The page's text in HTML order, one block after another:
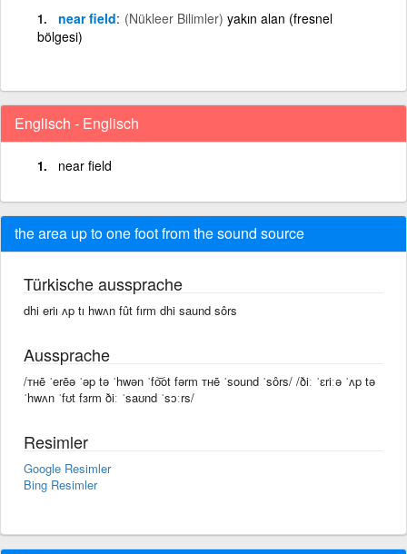
near field (Nükleer Bilimler) yakın alan (fresnel
bölgesi)
Englisch - Englisch
near field
the area up to one foot from the sound source
Türkische aussprache
dhi eriı ʌp tı hwʌn fût fırm dhi saund sôrs
Aussprache
/ᴛʜē ˈerēə ˈəp tə ˈhwən ˈfo͝ot fərm ᴛʜē ˈsound ˈsôrs/ /ðiː ˈɛriːə ˈʌp tə
ˈhwʌn ˈfʊt fɜrm ðiː ˈsaʊnd ˈsɔːrs/
Resimler
Google Resimler
Bing Resimler